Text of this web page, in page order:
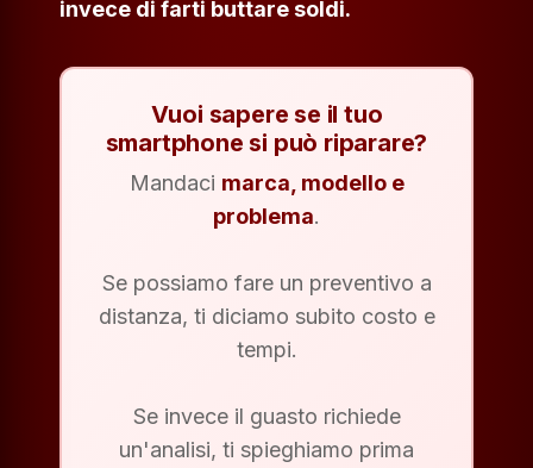
invece di farti buttare soldi.
Vuoi sapere se il tuo
smartphone si può riparare?
Mandaci marca, modello e
problema.
Se possiamo fare un preventivo a
distanza, ti diciamo subito costo e
tempi.
Se invece il guasto richiede
un'analisi, ti spieghiamo prima